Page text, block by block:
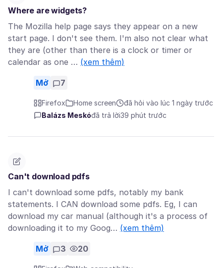
Where are widgets?
The Mozilla help page says they appear on a new
start page. I don't see them. I'm also not clear what
they are (other than there is a clock or timer or
calendar as one … (xem thêm)
Mở 7
Firefox Home screen
đã hỏi vào lúc 1 ngày trước
Balázs Meskóđã trả lời39 phút trước
Can't download pdfs
I can't download some pdfs, notably my bank
statements. I CAN download some pdfs. Eg, I can
download my car manual (although it's a process of
downloading it to my Goog… (xem thêm)
Mở 3 20